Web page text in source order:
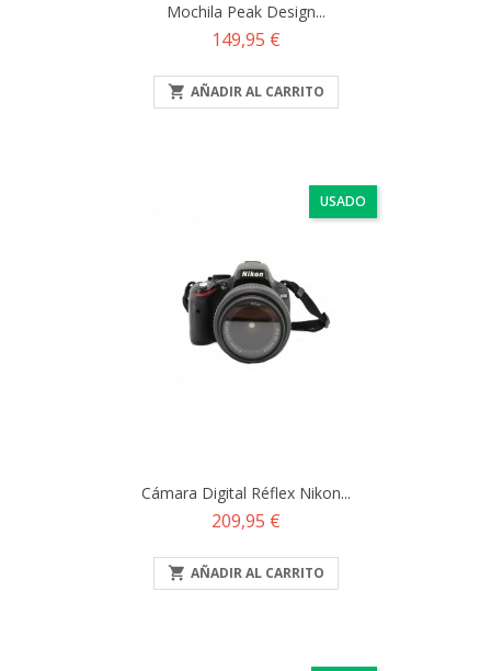
Mochila Peak Design...
Precio
149,95 €
 AÑADIR AL CARRITO
USADO
Cámara Digital Réflex Nikon...
Precio
209,95 €
 AÑADIR AL CARRITO